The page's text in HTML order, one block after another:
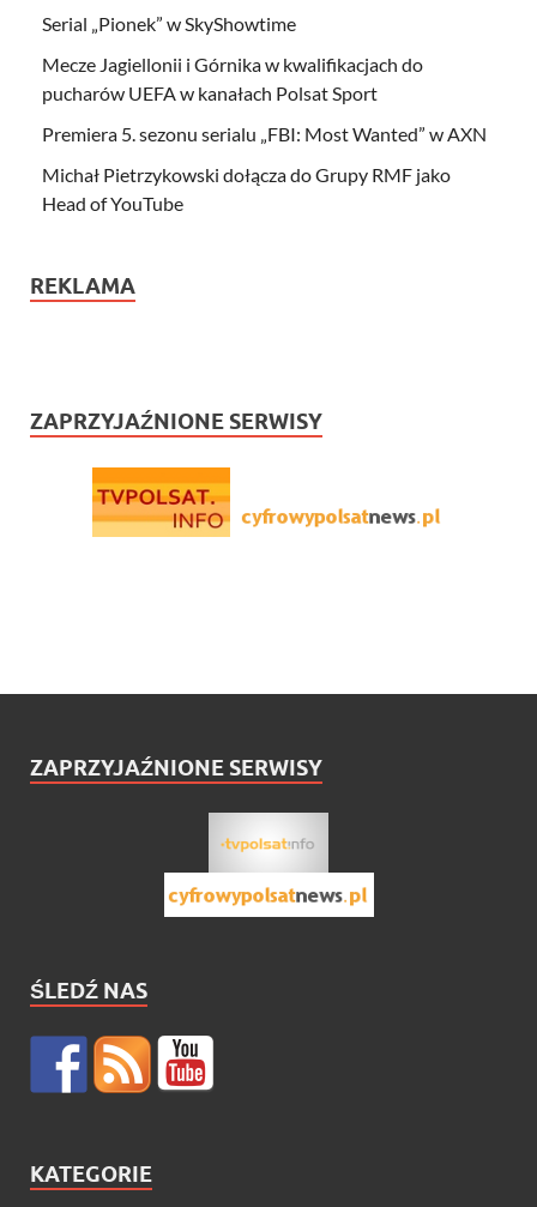
Serial „Pionek” w SkyShowtime
Mecze Jagiellonii i Górnika w kwalifikacjach do
pucharów UEFA w kanałach Polsat Sport
Premiera 5. sezonu serialu „FBI: Most Wanted” w AXN
Michał Pietrzykowski dołącza do Grupy RMF jako
Head of YouTube
REKLAMA
ZAPRZYJAŹNIONE SERWISY
ZAPRZYJAŹNIONE SERWISY
ŚLEDŹ NAS
KATEGORIE